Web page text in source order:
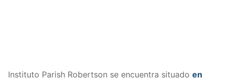
Instituto Parish Robertson se encuentra situado en